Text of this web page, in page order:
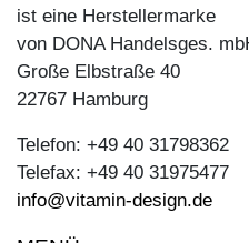
ist eine Herstellermarke
von DONA Handelsges.
Große Elbstraße 40
22767 Hamburg
Telefon: +49 40 31798362
Telefax: +49 40 31975477
info@vitamin-design.de